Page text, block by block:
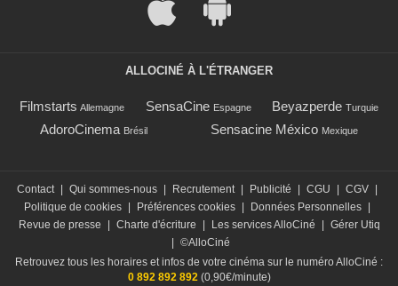
ALLOCINÉ À L'ÉTRANGER
Filmstarts Allemagne SensaCine Espagne Beyazperde Turquie
AdoroCinema Brésil Sensacine México Mexique
Contact Qui sommes-nous Recrutement Publicité CGU CGV
Politique de cookies
Préférences cookies Données Personnelles
Revue de presse
Charte d'écriture Les services AlloCiné
Gérer Utiq
©AlloCiné
Retrouvez tous les horaires et infos de votre cinéma sur le numéro AlloCiné :
0 892 892 892(0,90€/minute)